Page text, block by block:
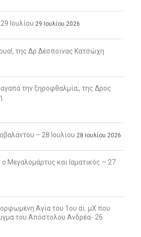
Ιουλίου 29 Ιουλίου 2026
της Δρ Δέσποινας Κατσώχη
αγαπά την ξηροφθαλμία;, της Δρος
– 28 Ιουλίου 28 Ιουλίου 2026
Μεγαλομάρτυς και Ιαματικός – 27
Αγία του 1ου αι. μΧ που
του Απόστολου Ανδρέα- 26